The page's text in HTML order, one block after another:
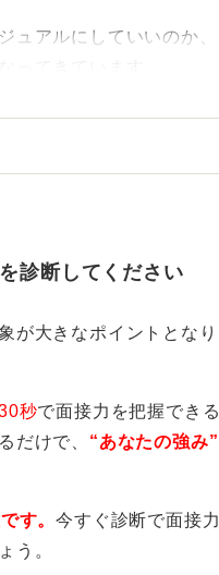
ュアルにしていいのか
ってきています。
望・20代前半）もまさ
てしまいました。
印象だと面接は好評価で
見えることもあります。
トなどで雰囲気をチ
診断してください
が大きなポイントとなり
秒で面接力を把握でき
だけで、 “あなたの強み”
す。今すぐ診断で面接
う。